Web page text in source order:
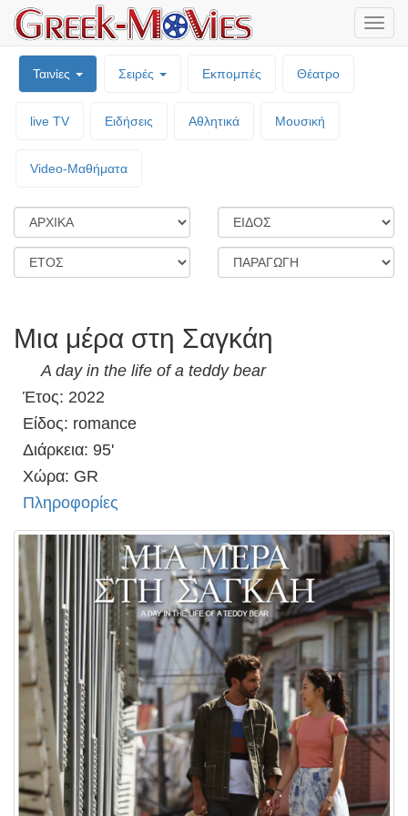
Ταινίες Σειρές Εκπομπές Θέατρο
live TV Ειδήσεις Αθλητικά Μουσική
Video-Mαθήματα
Μια μέρα στη Σαγκάη
A day in the life of a teddy bear
Έτος: 2022
Είδος: romance
Διάρκεια: 95'
Χώρα: GR
Πληροφορίες